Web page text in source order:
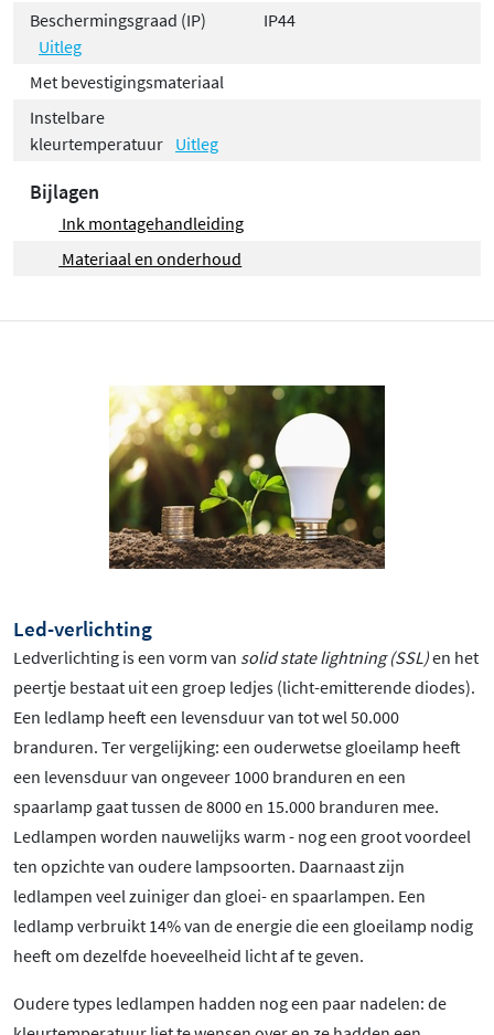
Beschermingsgraad (IP)
Uitleg
IP44
Met bevestigingsmateriaal
Instelbare
kleurtemperatuur Uitleg
Bijlagen
Ink montagehandleiding
Materiaal en onderhoud
Led-verlichting
Ledverlichting is een vorm van solid state lightning (SSL)en het
peertje bestaat uit een groep ledjes (licht-emitterende diodes).
Een ledlamp heeft een levensduur van tot wel 50.000
branduren. Ter vergelijking: een ouderwetse gloeilamp heeft
een levensduur van ongeveer 1000 branduren en een
spaarlamp gaat tussen de 8000 en 15.000 branduren mee.
Ledlampen worden nauwelijks warm - nog een groot voordeel
ten opzichte van oudere lampsoorten. Daarnaast zijn
ledlampen veel zuiniger dan gloei- en spaarlampen. Een
ledlamp verbruikt 14% van de energie die een gloeilamp nodig
heeft om dezelfde hoeveelheid licht af te geven.
Oudere types ledlampen hadden nog een paar nadelen: de